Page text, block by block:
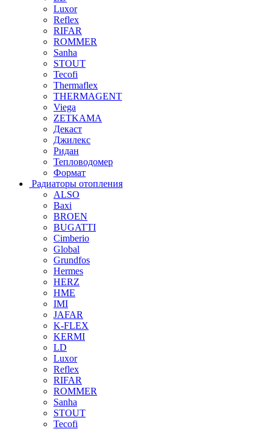
Luxor
Reflex
RIFAR
ROMMER
Sanha
STOUT
Tecofi
Thermaflex
THERMAGENT
Viega
ZETKAMA
Декаст
Джилекс
Ридан
Тепловодомер
Формат
Радиаторы отопления
ALSO
Baxi
BROEN
BUGATTI
Cimberio
Global
Grundfos
Hermes
HERZ
HME
IMI
JAFAR
K-FLEX
KERMI
LD
Luxor
Reflex
RIFAR
ROMMER
Sanha
STOUT
Tecofi